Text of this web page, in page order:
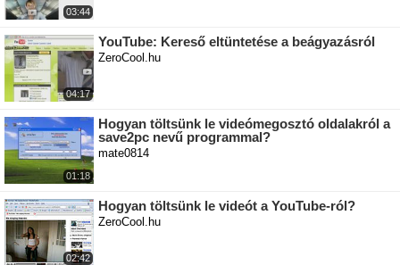
03:44
04:17
YouTube: Kereső eltüntetése a beágyazásról
ZeroCool.hu
01:18
Hogyan töltsünk le videómegosztó oldalakról a
save2pc nevű programmal?
mate0814
02:42
Hogyan töltsünk le videót a YouTube-ról?
ZeroCool.hu